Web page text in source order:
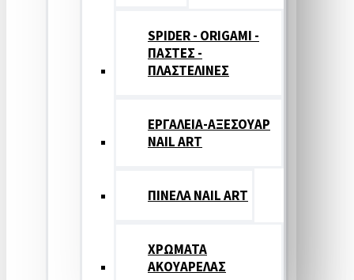
SPIDER - ORIGAMI -
ΠΑΣΤΕΣ -
ΠΛΑΣΤΕΛΙΝΕΣ
ΕΡΓΑΛΕΙΑ-ΑΞΕΣΟΥΑΡ
NAIL ART
ΠΙΝΕΛΑ NAIL ART
ΧΡΩΜΑΤΑ
ΑΚΟΥΑΡΕΛΑΣ